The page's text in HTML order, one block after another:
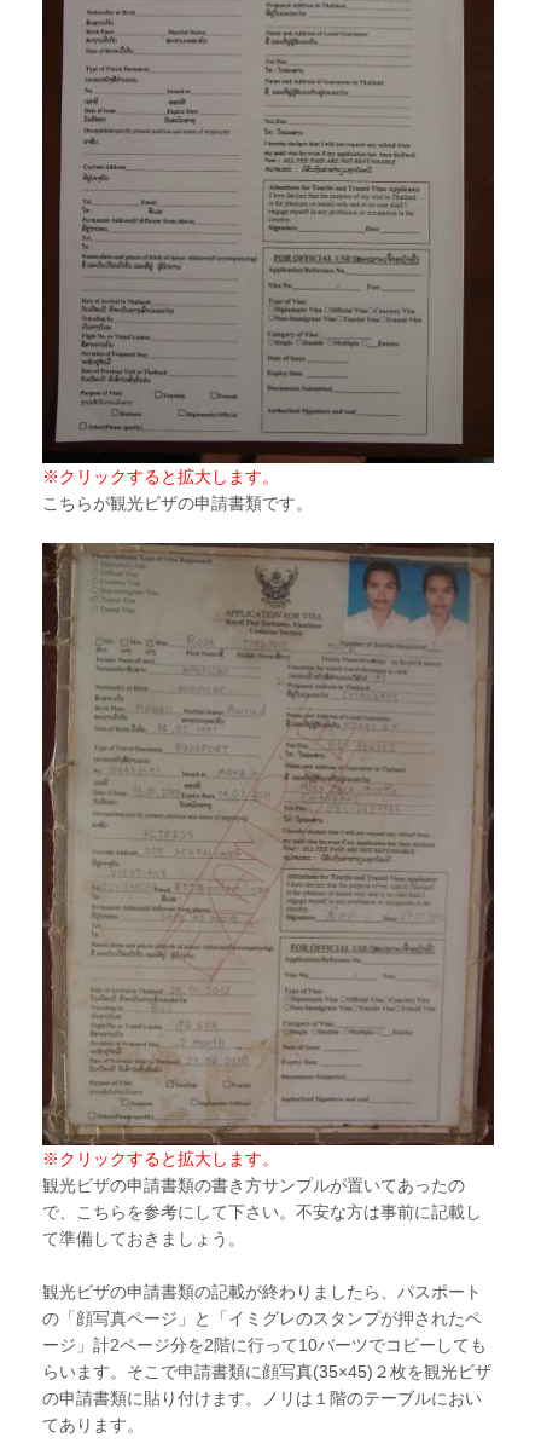
※クリックすると拡大します。
こちらが観光ビザの申請書類です。
※クリックすると拡大します。
観光ビザの申請書類の書き方サンプルが置いてあったの
で、こちらを参考にして下さい。不安な方は事前に記載し
て準備しておきましょう。
観光ビザの申請書類の記載が終わりましたら、パスポート
の「顔写真ページ」と「イミグレのスタンプが押されたペ
ージ」計2ページ分を2階に行って10バーツでコピーしても
らいます。そこで申請書類に顔写真(35×45)２枚を観光ビザ
の申請書類に貼り付けます。ノリは１階のテーブルにおい
てあります。